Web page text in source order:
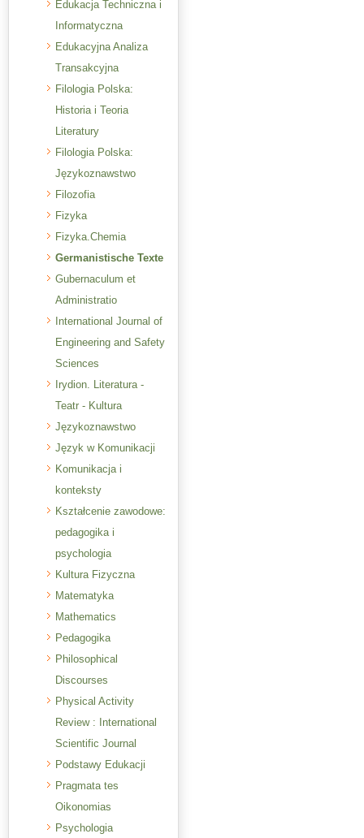
Edukacja Techniczna i
Informatyczna
Edukacyjna Analiza
Transakcyjna
Filologia Polska:
Historia i Teoria
Literatury
Filologia Polska:
Językoznawstwo
Filozofia
Fizyka
Fizyka.Chemia
Germanistische Texte
Gubernaculum et
Administratio
International Journal of
Engineering and Safety
Sciences
Irydion. Literatura -
Teatr - Kultura
Językoznawstwo
Język w Komunikacji
Komunikacja i
konteksty
Kształcenie zawodowe:
pedagogika i
psychologia
Kultura Fizyczna
Matematyka
Mathematics
Pedagogika
Philosophical
Discourses
Physical Activity
Review : International
Scientific Journal
Podstawy Edukacji
Pragmata tes
Oikonomias
Psychologia